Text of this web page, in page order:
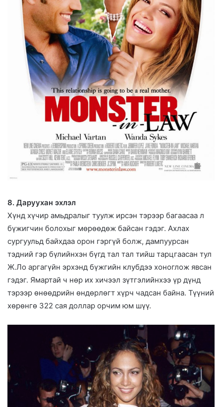
8. Даруухан эхлэл
Хүнд хүчир амьдралыг туулж ирсэн тэрээр багаасаа л
бүжигчин болохыг мөрөөдөж байсан гэдэг. Ахлах
сургуульд байхдаа орон гэргүй болж, дампуурсан
тэдний гэр бүлийнхэн бүгд тал тал тийш тарцгаасан тул
Ж.Ло аргагүйн эрхэнд бүжгийн клубдээ хоноглож явсан
гэдэг. Ямартай ч нөр их хичээл зүтгэлийнхээ үр дүнд
тэрээр өнөөдрийн өндөрлөгт хүрч чадсан байна. Түүний
хөрөнгө 322 сая доллар орчим юм шүү.